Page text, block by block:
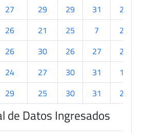
27 29 29 31
20
26 21 25 7
22
26 30 26 27
23
24 27 30 31
15
29 25 30 31 27
de Datos Ingresados